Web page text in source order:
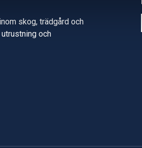
skog, trädgård och
och